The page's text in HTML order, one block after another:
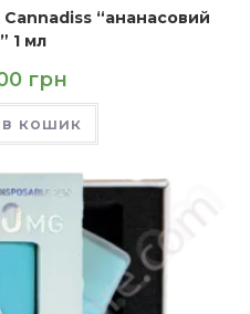
“ананасовий
1 мл
грн
кошик